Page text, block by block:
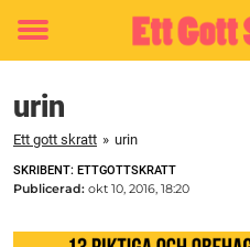
Toggle
urin
Ett gott skratt » urin
SKRIBENT: ETTGOTTSKRATT
Publicerad: okt 10, 2016, 18:20